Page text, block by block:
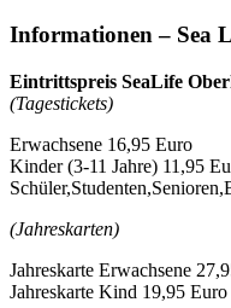
Informationen – Sea
Eintrittspreis SeaLife
(Tagestickets)
Erwachsene 16,95 Euro
Kinder (3-11 Jahre) 11,95
(Jahreskarten)
Jahreskarte Erwachsene
Jahreskarte Kind 19,95 Euro